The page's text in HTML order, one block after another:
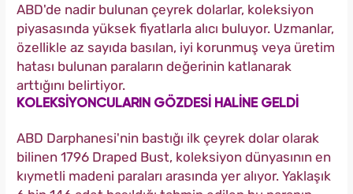
ABD'de nadir bulunan çeyrek dolarlar, koleksiyon
piyasasında yüksek fiyatlarla alıcı buluyor. Uzmanlar,
özellikle az sayıda basılan, iyi korunmuş veya üretim
hatası bulunan paraların değerinin katlanarak
arttığını belirtiyor.
KOLEKSİYONCULARIN GÖZDESİ HALİNE GELDİ
ABD Darphanesi'nin bastığı ilk çeyrek dolar olarak
bilinen 1796 Draped Bust, koleksiyon dünyasının en
kıymetli madeni paraları arasında yer alıyor. Yaklaşık